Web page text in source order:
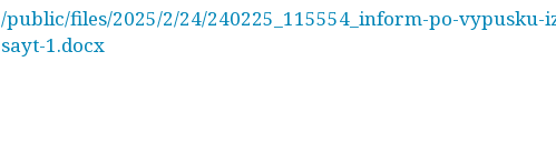
/public/files/2025/2/24/240225_115554_inform-po-
sayt-1.docx